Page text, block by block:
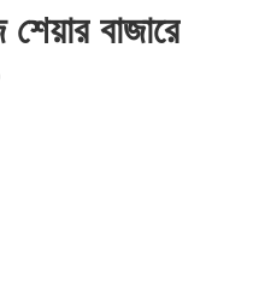
বাজারে